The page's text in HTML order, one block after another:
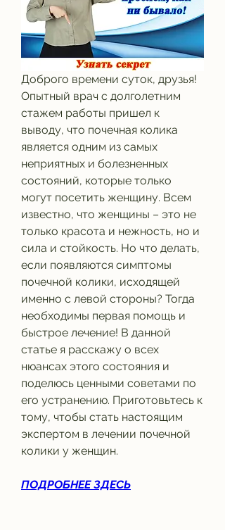
Доброго времени суток, друзья!
Опытный врач с долголетним
стажем работы пришел к
выводу, что почечная колика
является одним из самых
неприятных и болезненных
состояний, которые только
могут посетить женщину. Всем
известно, что женщины – это не
только красота и нежность, но и
сила и стойкость. Но что делать,
если появляются симптомы
почечной колики, исходящей
именно с левой стороны? Тогда
необходимы первая помощь и
быстрое лечение! В данной
статье я расскажу о всех
нюансах этого состояния и
поделюсь ценными советами по
его устранению. Приготовьтесь к
тому, чтобы стать настоящим
экспертом в лечении почечной
колики у женщин.
ПОДРОБНЕЕ ЗДЕСЬ